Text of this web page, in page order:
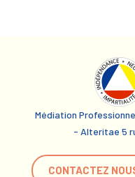
Médiation
- Alteritae 5
CONTACTEZ